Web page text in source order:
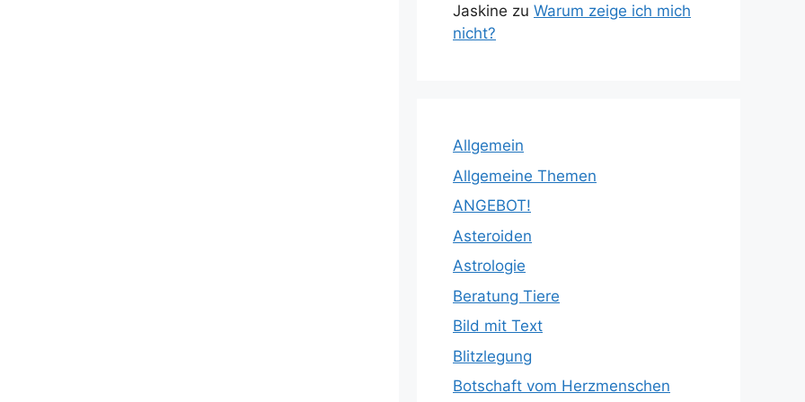
Jaskine zu Warum zeige ich mich
nicht?
Allgemein
Allgemeine Themen
ANGEBOT!
Asteroiden
Astrologie
Beratung Tiere
Bild mit Text
Blitzlegung
Botschaft vom Herzmenschen